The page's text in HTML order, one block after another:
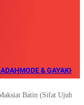
MODE & GAYA
Batin (Sifat Ujub)